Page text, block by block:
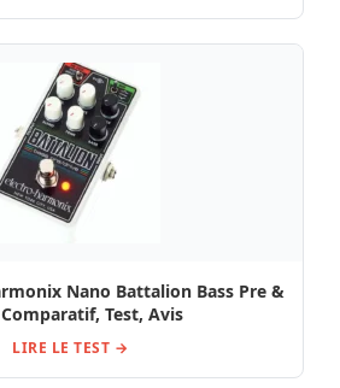
Nano Battalion Bass Pre &
Comparatif, Test, Avis
LIRE LE TEST →